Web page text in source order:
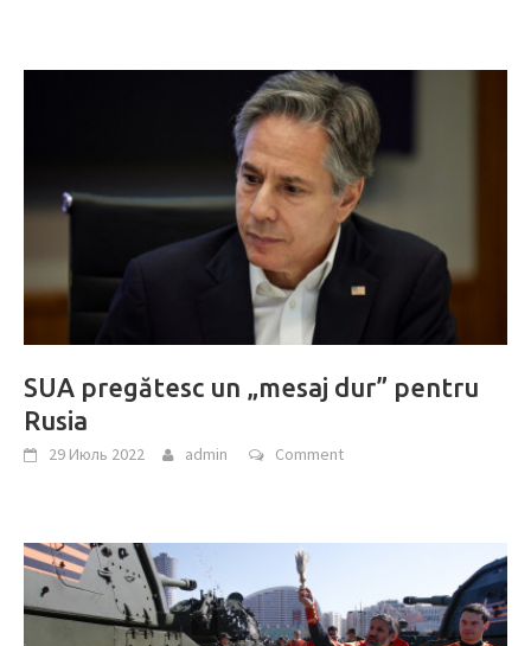
SUA pregătesc un „mesaj dur” pentru
Rusia
29 Июль 2022 admin Comment